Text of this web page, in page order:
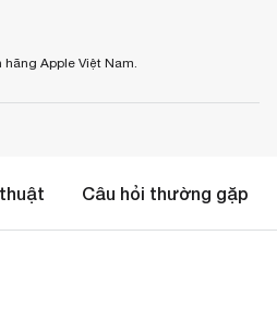
Apple Việt Nam.
Câu hỏi thường gặp